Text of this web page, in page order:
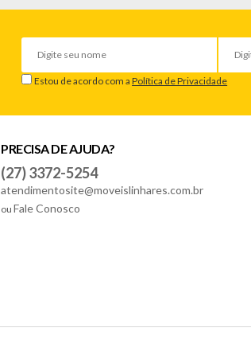
Estou de acordo com aPolítica de Privacidade
PRECISA DE AJUDA?
(27) 3372-5254
atendimentosite@moveislinhares.com.br
ou Fale Conosco